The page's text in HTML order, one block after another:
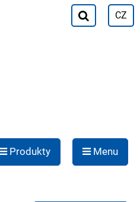
CZ
Produkty Menu